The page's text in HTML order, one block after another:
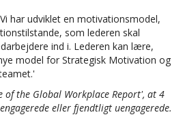
har udviklet en motivationsmodel,
som lederen skal
ind i. Lederen kan lære,
model for Strategisk Motivation og
of the Global Workplace Report', at 4
eller fjendtligt uengagerede.